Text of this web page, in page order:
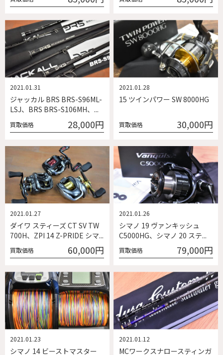
ジャッカル BRS BRS-S96ML-
LSJ、BRS BRS-S106MH、...
2021.01.31
買取価格 28,000円
15 ツインパワー SW 8000HG
2021.01.28
買取価格 30,000円
ダイワ スティーズ CT SV TW
700H、ZPI 14 Z-PRIDE シマ...
2021.01.27
買取価格 60,000円
シマノ 19 ヴァンキッシュ
C5000HG、シマノ 20 ステ...
2021.01.26
買取価格 79,000円
シマノ 14 ビーストマスター
2021.01.23
MCワークスナロースティンガ
2021.01.12